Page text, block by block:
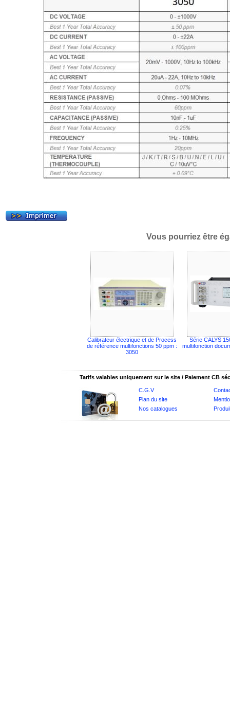
Vous pourriez être
Calibrateur électrique et de Process
de référence multifonctions 50 ppm :
3050
Série CALYS
multifonction
Tarifs valables uniquement sur le site / Paiement CB
C.G.V
Plan du site
Nos catalogues